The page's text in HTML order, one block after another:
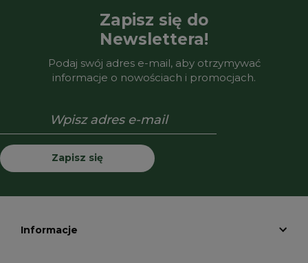
Zapisz się do
Newslettera!
Podaj swój adres e-mail, aby otrzymywać
informacje o nowościach i promocjach.
Zapisz się
Informacje